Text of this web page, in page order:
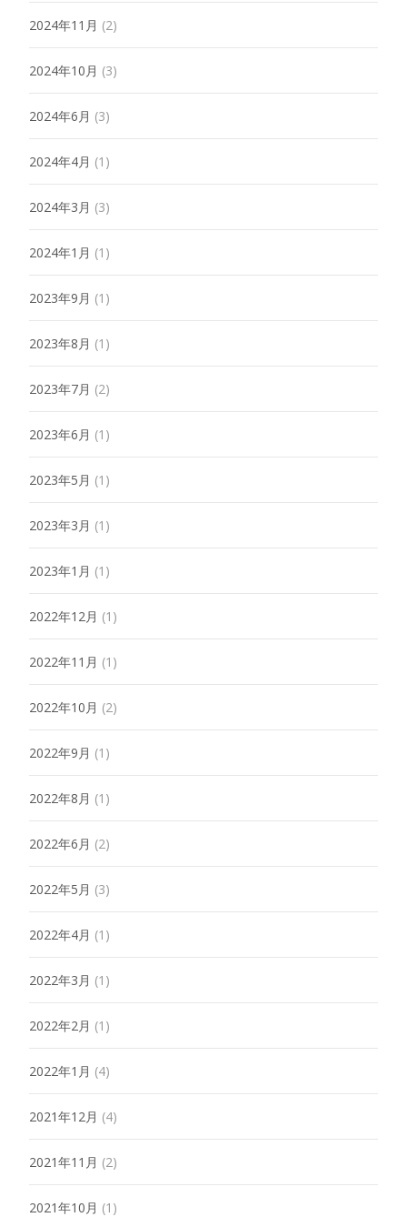
2024年11月 (2)
2024年10月 (3)
2024年6月 (3)
2024年4月 (1)
2024年3月 (3)
2024年1月 (1)
2023年9月 (1)
2023年8月 (1)
2023年7月 (2)
2023年6月 (1)
2023年5月 (1)
2023年3月 (1)
2023年1月 (1)
2022年12月 (1)
2022年11月 (1)
2022年10月 (2)
2022年9月 (1)
2022年8月 (1)
2022年6月 (2)
2022年5月 (3)
2022年4月 (1)
2022年3月 (1)
2022年2月 (1)
2022年1月 (4)
2021年12月 (4)
2021年11月 (2)
2021年10月 (1)